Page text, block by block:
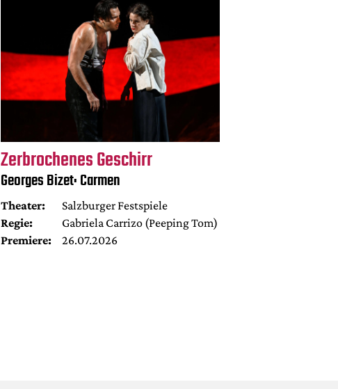
Zerbrochenes Geschirr
Georges Bizet: Carmen
Theater:
Salzburger Festspiele
Regie:
Gabriela Carrizo (Peeping Tom)
Premiere:
26.07.2026